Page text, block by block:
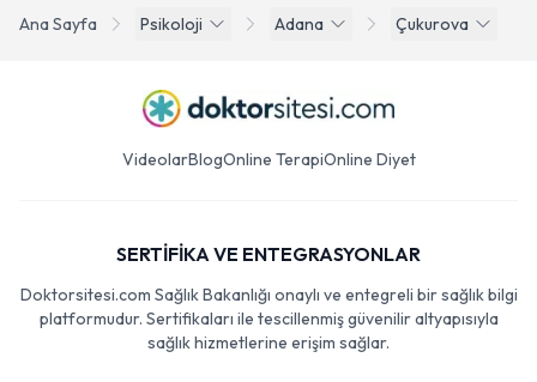
Ana Sayfa Psikoloji Adana Çukurova
VideolarBlogOnline TerapiOnline Diyet
SERTİFİKA VE ENTEGRASYONLAR
Doktorsitesi.com Sağlık Bakanlığı onaylı ve entegreli bir sağlık bilgi
platformudur. Sertifikaları ile tescillenmiş güvenilir altyapısıyla
sağlık hizmetlerine erişim sağlar.